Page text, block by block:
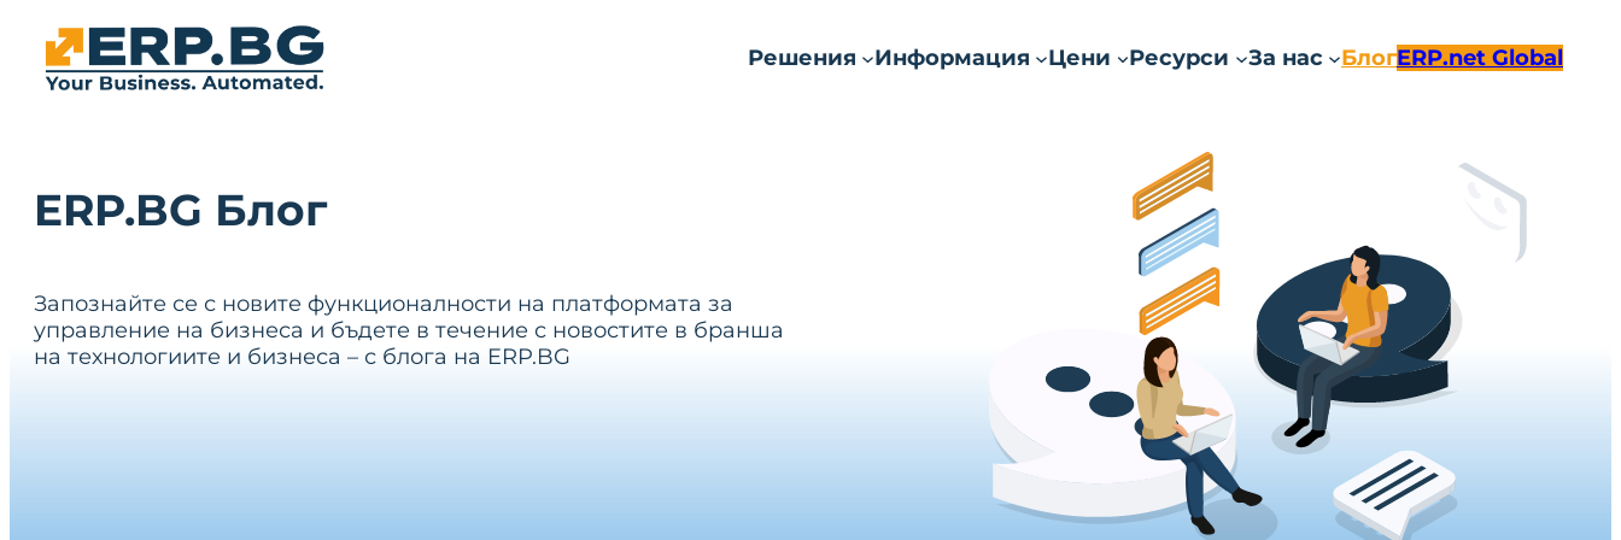
Решения Информация Цени Ресурси За нас БлогERP.net Global
ERP.BG Блог
Запознайте се с новите функционалности на платформата за
управление на бизнеса и бъдете в течение с новостите в бранша
на технологиите и бизнеса – с блога на ERP.BG